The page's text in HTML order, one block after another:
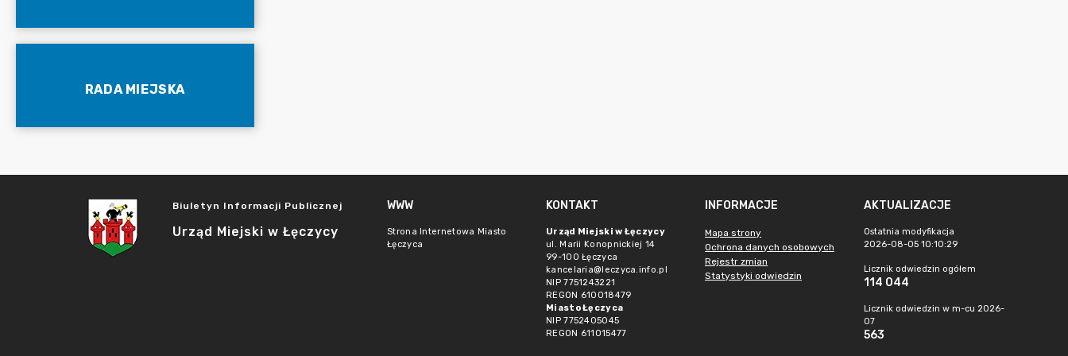
RADA MIEJSKA
Biuletyn Informacji Publicznej
Urząd Miejski w Łęczycy
WWW
Strona Internetowa Miasto
Łęczyca
KONTAKT
Urząd Miejski w Łęczycy
ul. Marii Konopnickiej 14
99-100 Łęczyca
kancelaria@leczyca.info.pl
NIP 7751243221
REGON 610018479
Miasto Łęczyca
NIP 7752405045
REGON 611015477
INFORMACJE
Mapa strony
Ochrona danych osobowych
Rejestr zmian
Statystyki odwiedzin
AKTUALIZACJE
Ostatnia modyfikacja
2026-08-05 10:10:29
Licznik odwiedzin ogółem
114 044
Licznik odwiedzin w m-cu 2026-
07
563